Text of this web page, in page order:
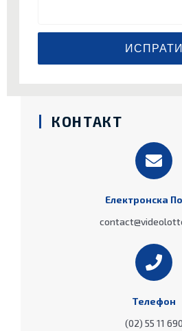
ИСПРАТИ
КОНТАКТ
Електронска
Телефон
(02) 55 11 690